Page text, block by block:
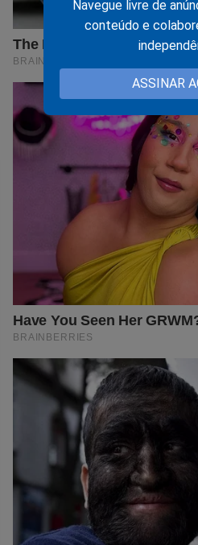
Navegue livre de
conteúdo e
ASSINAR